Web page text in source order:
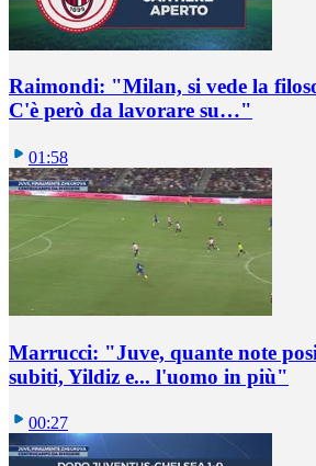
Raimondi: "Milan, si vede la
C'è però da lavorare su…"
01:58
Marrucci: "Juve, quante note
subiti, Yildiz e... l'uomo in più"
00:27